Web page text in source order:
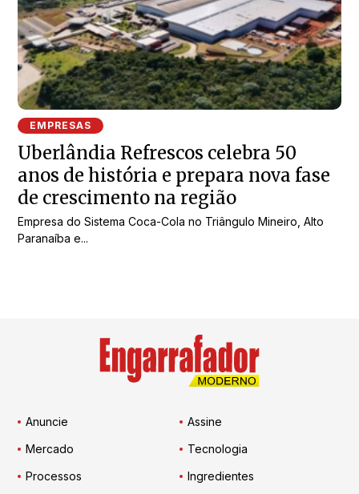
EMPRESAS
Uberlândia Refrescos celebra 50
anos de história e prepara nova fase
de crescimento na região
Empresa do Sistema Coca-Cola no Triângulo Mineiro, Alto
Paranaíba e...
Anuncie
Assine
Mercado
Tecnologia
Processos
Ingredientes